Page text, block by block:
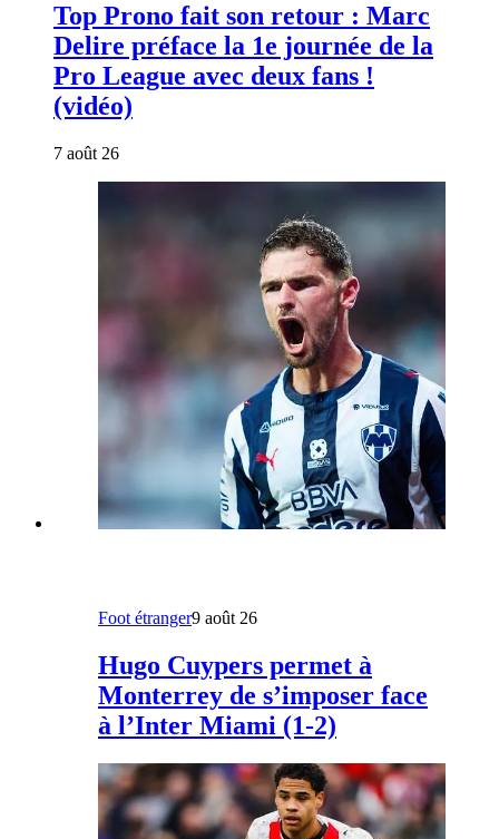
Top Prono fait son retour : Marc
Delire préface la 1e journée de la
Pro League avec deux fans !
(vidéo)
7 août 26
Foot étranger9 août 26
Hugo Cuypers permet à
Monterrey de s’imposer face
à l’Inter Miami (1-2)